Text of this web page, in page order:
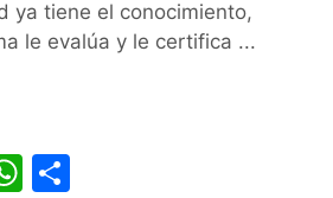
ya tiene el conocimiento,
le evalúa y le certifica ...
W